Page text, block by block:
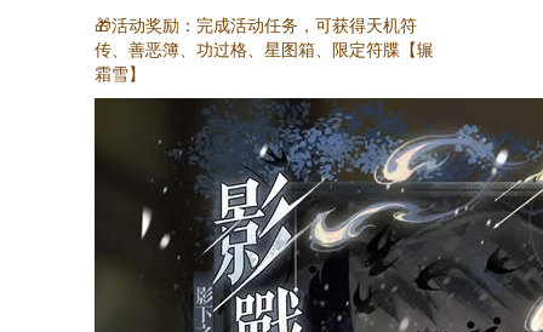
🎁活动奖励：完成活动任务，可获得天机符
传、善恶簿、功过格、星图箱、限定符牒【辗
霜雪】